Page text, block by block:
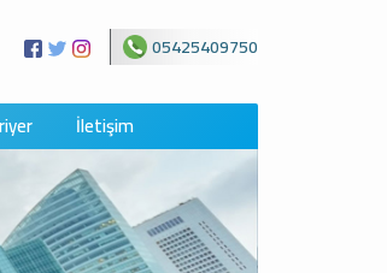
05425409750
İletişim